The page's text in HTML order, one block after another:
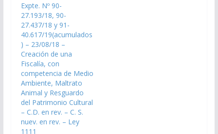
08/04/2021 Pasa al
Poder Ejecutivo para
su Promulgación. Ley
Nº 8.243 Decreto…
Expte. Nº 90-
27.193/18, 90-
27.437/18 y 91-
40.617/19(acumulados
) – 23/08/18 –
Creación de una
Fiscalía, con
competencia de Medio
Ambiente, Maltrato
Animal y Resguardo
del Patrimonio Cultural
– C.D. en rev. – C. S.
nuev. en rev. – Ley
1111